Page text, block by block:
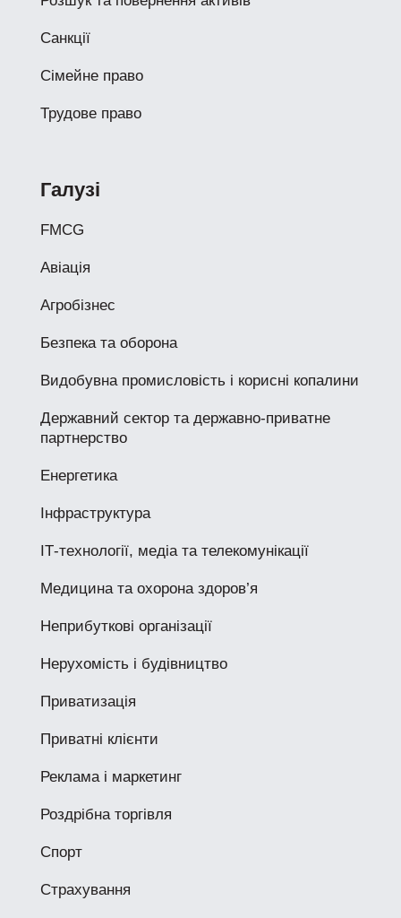
Санкції
Сімейне право
Трудове право
Галузі
FMCG
Авіація
Агробізнес
Безпека та оборона
Видобувна промисловість і корисні копалини
Державний сектор та державно-приватне
партнерство
Енергетика
Інфраструктура
ІТ-технології, медіа та телекомунікації
Медицина та охорона здоров’я
Неприбуткові організації
Нерухомість і будівництво
Приватизація
Приватні клієнти
Реклама і маркетинг
Роздрібна торгівля
Спорт
Страхування